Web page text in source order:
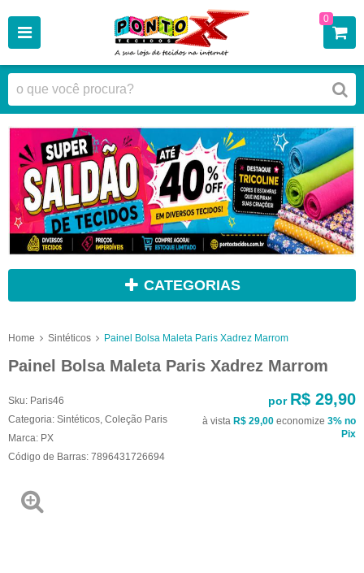
0
CATEGORIAS
Home Sintéticos Painel Bolsa Maleta Paris Xadrez Marrom
Painel Bolsa Maleta Paris Xadrez Marrom
Sku: Paris46
Categoria: Sintéticos, Coleção Paris
Marca: PX
Código de Barras: 7896431726694
por R$ 29,90
à vista R$ 29,00 economize 3% no
Pix